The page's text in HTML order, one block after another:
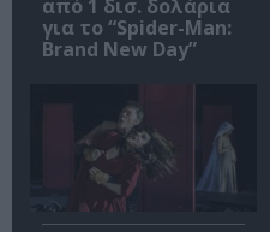
από 1 δισ. δολάρια
για το “Spider-Man:
Brand New Day”